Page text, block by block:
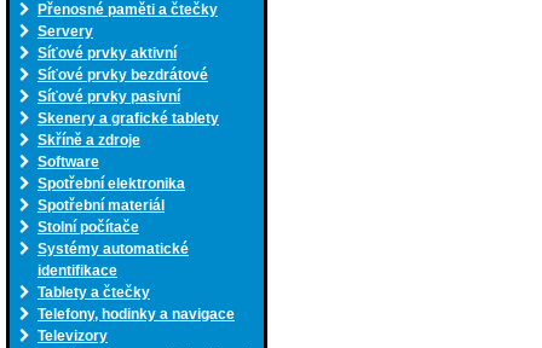
Přenosné paměti a čtečky
Servery
Síťové prvky aktivní
Síťové prvky bezdrátové
Síťové prvky pasivní
Skenery a grafické tablety
Skříně a zdroje
Software
Spotřební elektronika
Spotřební materiál
Stolní počítače
Systémy automatické
identifikace
Tablety a čtečky
Telefony, hodinky a navigace
Televizory